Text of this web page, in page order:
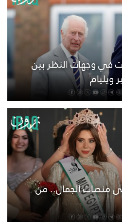
في وجهات النظر بين
ويليام
منصات الجمال.. من